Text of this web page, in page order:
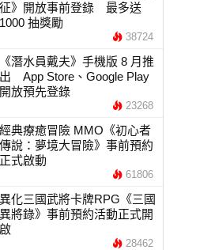
征》開放事前登錄 最多送
1000 抽獎勵
38724
《潛水員戴夫》手機版 8 月推
出 App Store、Google Play
開放預先登錄
23268
經典療癒冒險 MMO《初心者
傳說：夢境大冒險》事前預約
正式啟動
61806
異化三國武將卡牌RPG《三國
異將錄》事前預約活動正式開
啟
28462